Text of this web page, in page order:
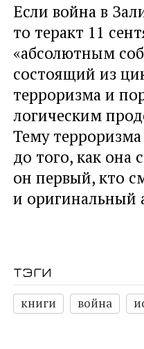
Если война в
то теракт 11
«абсолютным
состоящий из
терроризма и
логическим
Тему
до того, как она
он первый, кто
и оригинальный
тэги
книги война